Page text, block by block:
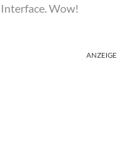
Interface. Wow!
ANZEIGE